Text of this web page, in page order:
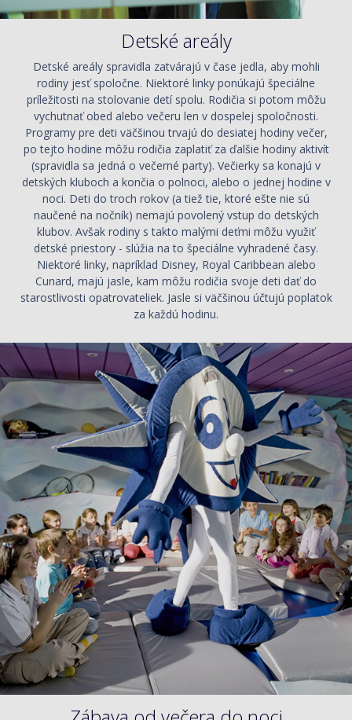
Detské areály
Detské areály spravidla zatvárajú v čase jedla, aby mohli
rodiny jesť spoločne. Niektoré linky ponúkajú špeciálne
príležitosti na stolovanie detí spolu. Rodičia si potom môžu
vychutnať obed alebo večeru len v dospelej spoločnosti.
Programy pre deti väčšinou trvajú do desiatej hodiny večer,
po tejto hodine môžu rodičia zaplatiť za ďalšie hodiny aktivít
(spravidla sa jedná o večerné party). Večierky sa konajú v
detských kluboch a končia o polnoci, alebo o jednej hodine v
noci. Deti do troch rokov (a tiež tie, ktoré ešte nie sú
naučené na nočník) nemajú povolený vstup do detských
klubov. Avšak rodiny s takto malými deťmi môžu využiť
detské priestory - slúžia na to špeciálne vyhradené časy.
Niektoré linky, napríklad Disney, Royal Caribbean alebo
Cunard, majú jasle, kam môžu rodičia svoje deti dať do
starostlivosti opatrovateliek. Jasle si väčšinou účtujú poplatok
za každú hodinu.